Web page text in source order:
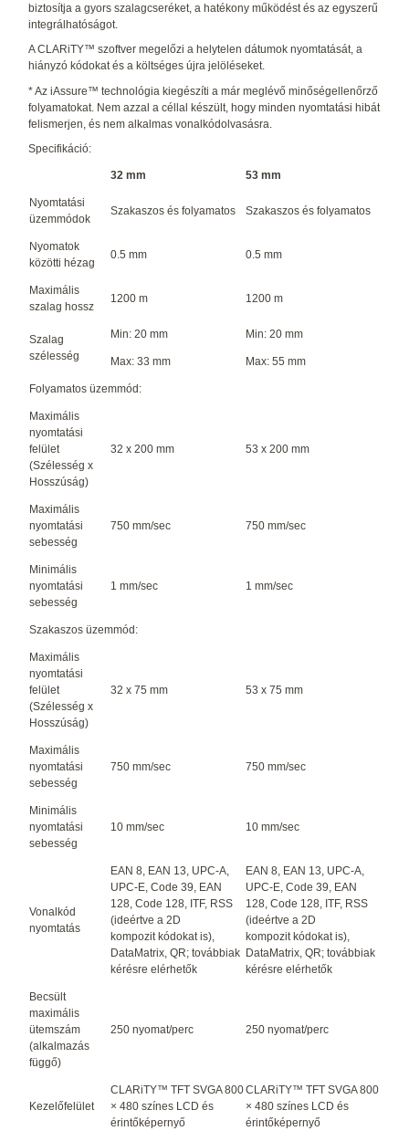
biztosítja a gyors szalagcseréket, a hatékony működést és az egyszerű
integrálhatóságot.
A CLARiTY™ szoftver megelőzi a helytelen dátumok nyomtatását, a
hiányzó kódokat és a költséges újra jelöléseket.
* Az iAssure™ technológia kiegészíti a már meglévő minőségellenőrző
folyamatokat. Nem azzal a céllal készült, hogy minden nyomtatási hibát
felismerjen, és nem alkalmas vonalkódolvasásra.
Specifikáció:
32 mm 53 mm
Nyomtatási
üzemmódok
Szakaszos és folyamatos Szakaszos és folyamatos
Nyomatok
közötti hézag
0.5 mm 0.5 mm
Maximális
szalag hossz
1200 m 1200 m
Szalag
szélesség
Min: 20 mm Min: 20 mm
Max: 33 mm Max: 55 mm
Folyamatos üzemmód:
Maximális
nyomtatási
felület
(Szélesség x
Hosszúság)
32 x 200 mm 53 x 200 mm
Maximális
nyomtatási
sebesség
750 mm/sec 750 mm/sec
Minimális
nyomtatási
sebesség
1 mm/sec 1 mm/sec
Szakaszos üzemmód:
Maximális
nyomtatási
felület
(Szélesség x
Hosszúság)
32 x 75 mm 53 x 75 mm
Maximális
nyomtatási
sebesség
750 mm/sec 750 mm/sec
Minimális
nyomtatási
sebesség
10 mm/sec 10 mm/sec
Vonalkód
nyomtatás
EAN 8, EAN 13, UPC-A,
UPC-E, Code 39, EAN
128, Code 128, ITF, RSS
(ideértve a 2D
kompozit kódokat is),
DataMatrix, QR; továbbiak
kérésre elérhetők
EAN 8, EAN 13, UPC-A,
UPC-E, Code 39, EAN
128, Code 128, ITF, RSS
(ideértve a 2D
kompozit kódokat is),
DataMatrix, QR; továbbiak
kérésre elérhetők
Becsült
maximális
ütemszám
(alkalmazás
függő)
250 nyomat/perc 250 nyomat/perc
Kezelőfelület
CLARiTY™ TFT SVGA 800
× 480 színes LCD és
érintőképernyő
CLARiTY™ TFT SVGA 800
× 480 színes LCD és
érintőképernyő